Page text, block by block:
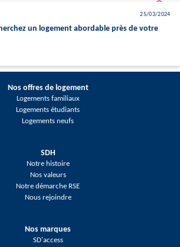
25/03/2024
un logement abordable près de votre
Nos offres de logement
Logements familiaux
Logements étudiants
Logements neufs
SDH
Notre histoire
Nos valeurs
Notre démarche RSE
Nous rejoindre
Nos marques
SD'access